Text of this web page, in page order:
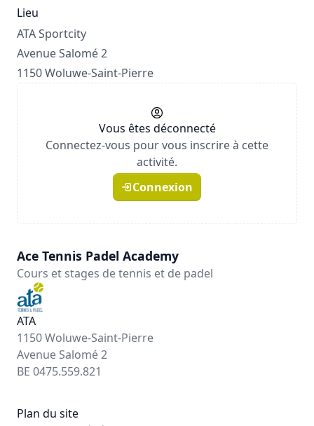
Lieu
ATA Sportcity
Avenue Salomé 2
1150 Woluwe-Saint-Pierre
Vous êtes déconnecté
Connectez-vous pour vous inscrire à cette
activité.
Connexion
Ace Tennis Padel Academy
Cours et stages de tennis et de padel
ATA
1150 Woluwe-Saint-Pierre
Avenue Salomé 2
BE 0475.559.821
Plan du site